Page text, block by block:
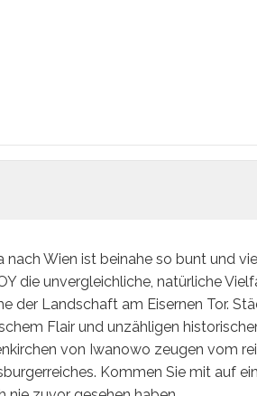
nach Wien ist beinahe so bunt und
die unvergleichliche, natürliche
der Landschaft am Eisernen Tor.
Flair und unzähligen
von Iwanowo zeugen vom
Kommen Sie mit auf